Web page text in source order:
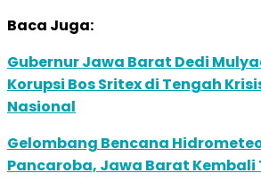
Baca Juga:
Gubernur Jawa Barat Dedi
Korupsi Bos Sritex di Tengah
Nasional
Gelombang Bencana
Pancaroba, Jawa Barat Kembali